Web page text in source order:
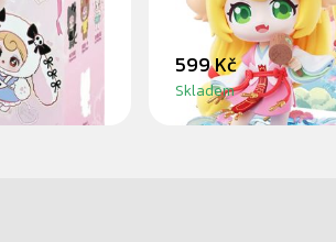
599 Kč
Skladem